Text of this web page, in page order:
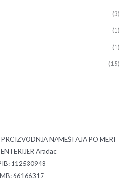
(3)
(1)
(1)
(15)
NAMEŠTAJA PO MERI
Aradac
112530948
MB: 66166317